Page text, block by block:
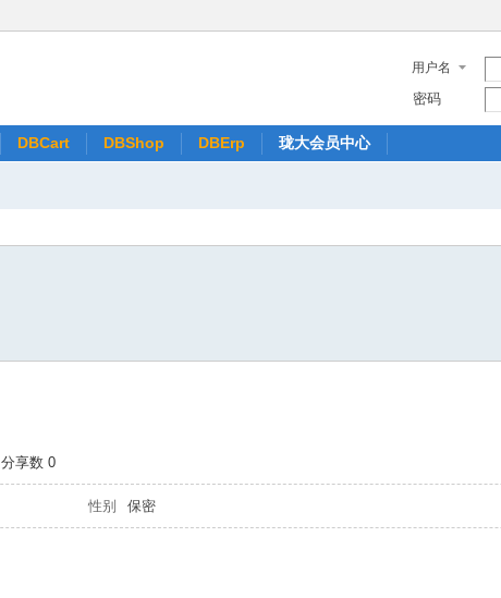
用户名
密码
DBCart DBShop DBErp 珑大会员中心
分享数 0
性别 保密